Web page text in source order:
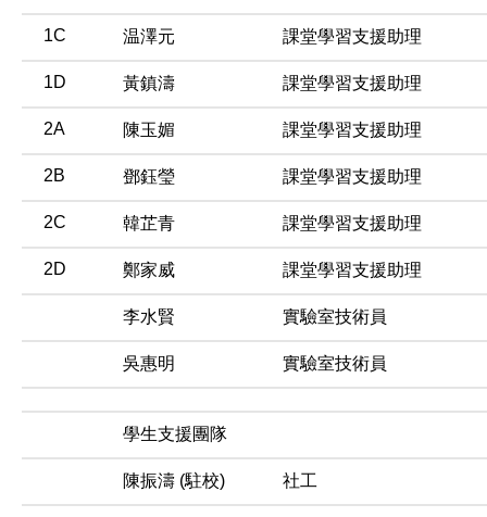
1C 温澤元 課堂學習支援助理
1D 黃鎮濤 課堂學習支援助理
2A 陳玉媚 課堂學習支援助理
2B 鄧鈺瑩 課堂學習支援助理
2C 韓芷青 課堂學習支援助理
2D 鄭家威 課堂學習支援助理
李水賢 實驗室技術員
吳惠明 實驗室技術員
學生支援團隊
陳振濤 (駐校) 社工